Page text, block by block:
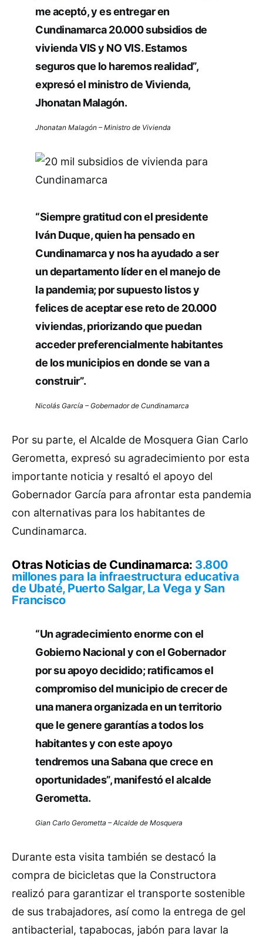
me aceptó, y es entregar en
Cundinamarca 20.000 subsidios de
vivienda VIS y NO VIS. Estamos
seguros que lo haremos realidad”,
expresó el ministro de Vivienda,
Jhonatan Malagón.
Jhonatan Malagón – Ministro de Vivienda
“Siempre gratitud con el presidente
Iván Duque, quien ha pensado en
Cundinamarca y nos ha ayudado a ser
un departamento líder en el manejo de
la pandemia; por supuesto listos y
felices de aceptar ese reto de 20.000
viviendas, priorizando que puedan
acceder preferencialmente habitantes
de los municipios en donde se van a
construir”.
Nicolás García – Gobernador de Cundinamarca
Por su parte, el Alcalde de Mosquera Gian Carlo
Gerometta, expresó su agradecimiento por esta
importante noticia y resaltó el apoyo del
Gobernador García para afrontar esta pandemia
con alternativas para los habitantes de
Cundinamarca.
Otras Noticias de Cundinamarca: 3.800
millones para la infraestructura educativa
de Ubaté, Puerto Salgar, La Vega y San
Francisco
“Un agradecimiento enorme con el
Gobierno Nacional y con el Gobernador
por su apoyo decidido; ratificamos el
compromiso del municipio de crecer de
una manera organizada en un territorio
que le genere garantías a todos los
habitantes y con este apoyo
tendremos una Sabana que crece en
oportunidades”, manifestó el alcalde
Gerometta.
Gian Carlo Gerometta – Alcalde de Mosquera
Durante esta visita también se destacó la
compra de bicicletas que la Constructora
realizó para garantizar el transporte sostenible
de sus trabajadores, así como la entrega de gel
antibacterial, tapabocas, jabón para lavar la